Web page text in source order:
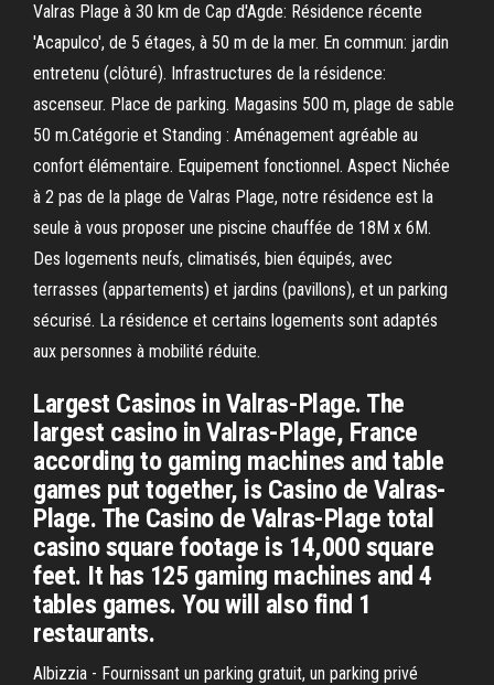
Valras Plage à 30 km de Cap d'Agde: Résidence récente
'Acapulco', de 5 étages, à 50 m de la mer. En commun: jardin
entretenu (clôturé). Infrastructures de la résidence:
ascenseur. Place de parking. Magasins 500 m, plage de sable
50 m.Catégorie et Standing : Aménagement agréable au
confort élémentaire. Equipement fonctionnel. Aspect Nichée
à 2 pas de la plage de Valras Plage, notre résidence est la
seule à vous proposer une piscine chauffée de 18M x 6M.
Des logements neufs, climatisés, bien équipés, avec
terrasses (appartements) et jardins (pavillons), et un parking
sécurisé. La résidence et certains logements sont adaptés
aux personnes à mobilité réduite.
Largest Casinos in Valras-Plage. The
largest casino in Valras-Plage, France
according to gaming machines and table
games put together, is Casino de Valras-
Plage. The Casino de Valras-Plage total
casino square footage is 14,000 square
feet. It has 125 gaming machines and 4
tables games. You will also find 1
restaurants.
Albizzia - Fournissant un parking gratuit, un parking privé